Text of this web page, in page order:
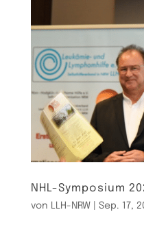
NHL-Symposium
von LLH-NRW| Sep. 17,